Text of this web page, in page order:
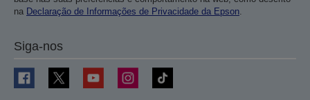
na Declaração de Informações de Privacidade da Epson
Siga-nos